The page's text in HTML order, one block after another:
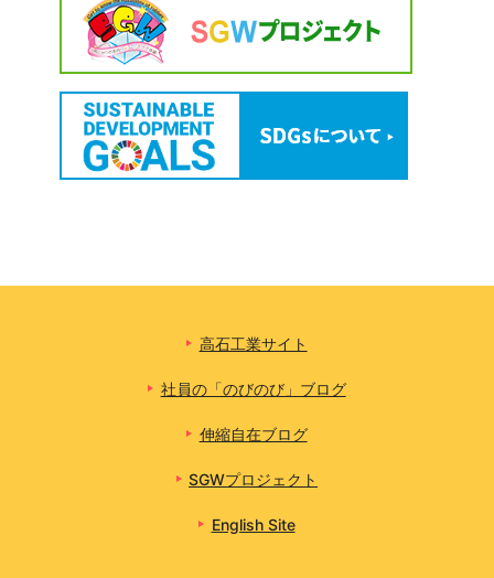
高石工業サイト
社員の「のびのび」ブログ
伸縮自在ブログ
SGWプロジェクト
English Site